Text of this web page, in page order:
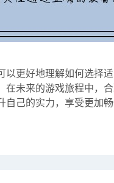
以更好地理解如何选择
在未来的游戏旅程中，
己的实力，享受更加畅